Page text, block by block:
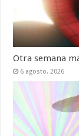
Otra semana
6 agosto, 2026